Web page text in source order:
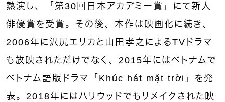
熱演し、「第30回日本アカデミー賞」にて新人
俳優賞を受賞。その後、本作は映画化に続き、
2006年に沢尻エリカと山田孝之によるTVドラマ
も放映されただけでなく、2015年にはベトナムで
ベトナム語版ドラマ「Khúc hát mặt trời」を発
表。2018年にはハリウッドでもリメイクされた映